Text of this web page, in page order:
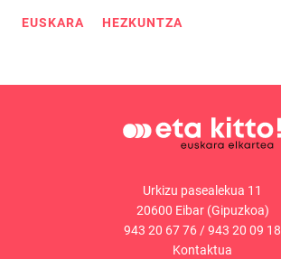
EUSKARA HEZKUNTZA
Urkizu pasealekua 11
20600 Eibar (Gipuzkoa)
943 20 67 76/943 20 09 18
Kontaktua